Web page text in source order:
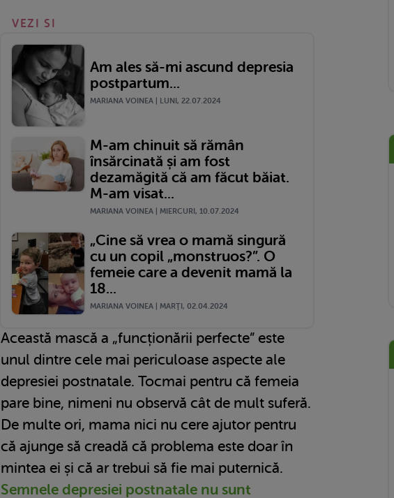
VEZI SI
Am ales să-mi ascund depresia
postpartum...
MARIANA VOINEA | LUNI, 22.07.2024
M-am chinuit să rămân
însărcinată și am fost
dezamăgită că am făcut băiat.
M-am visat...
MARIANA VOINEA | MIERCURI, 10.07.2024
„Cine să vrea o mamă singură
cu un copil „monstruos?”. O
femeie care a devenit mamă la
18...
MARIANA VOINEA | MARŢI, 02.04.2024
Această mască a „funcționării perfecte” este
unul dintre cele mai periculoase aspecte ale
depresiei postnatale. Tocmai pentru că femeia
pare bine, nimeni nu observă cât de mult suferă.
De multe ori, mama nici nu cere ajutor pentru
că ajunge să creadă că problema este doar în
mintea ei și că ar trebui să fie mai puternică.
Semnele depresiei postnatale nu sunt